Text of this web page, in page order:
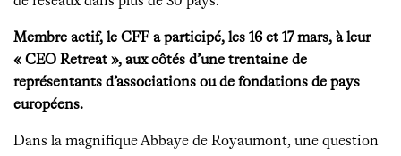
Membre actif, le CFF a participé, les 16 et 17 mars, à leur
« CEO Retreat », aux côtés d’une trentaine de
représentants d’associations ou de fondations de pays
européens.
Dans la magnifique Abbaye de Royaumont, une question